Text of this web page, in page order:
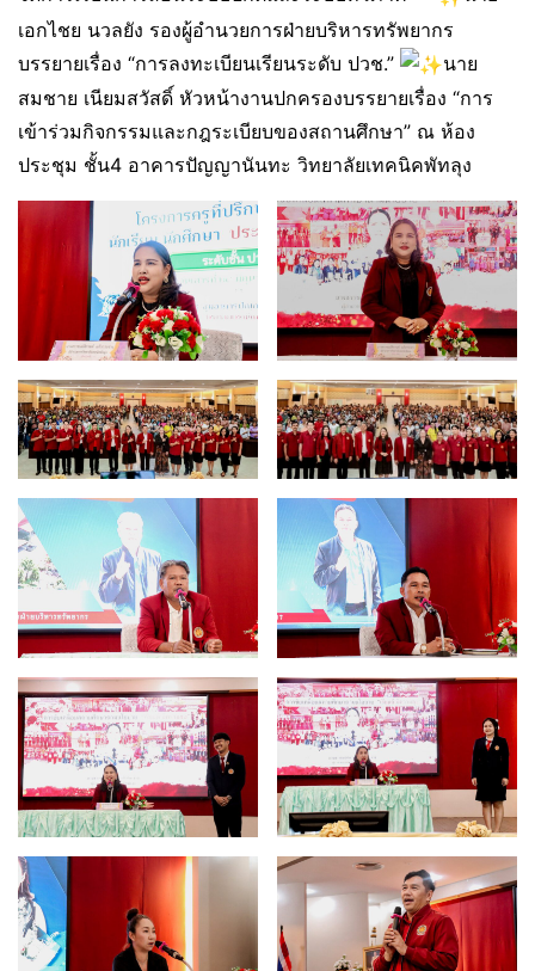
เอกไชย นวลยัง รองผู้อำนวยการฝ่ายบริหารทรัพยากร
บรรยายเรื่อง “การลงทะเบียนเรียนระดับ ปวช.”
นาย
สมชาย เนียมสวัสดิ์ หัวหน้างานปกครองบรรยายเรื่อง “การ
เข้าร่วมกิจกรรมและกฎระเบียบของสถานศึกษา” ณ ห้อง
ประชุม ชั้น4 อาคารปัญญานันทะ วิทยาลัยเทคนิคพัทลุง